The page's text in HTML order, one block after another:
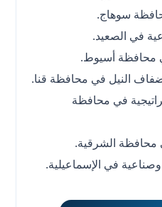
سوهاج.
في الصعيد.
محافظة أسيوط.
النيل في محافظة قنا.
في محافظة
الشرقية.
وصناعية في الإسماعيلية.